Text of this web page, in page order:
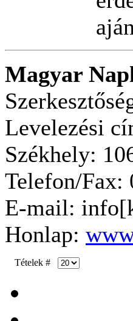
Magyar
Levelezési
Székhely:
Telefon/Fax:
E-mail:
Honlap:
Tételek #